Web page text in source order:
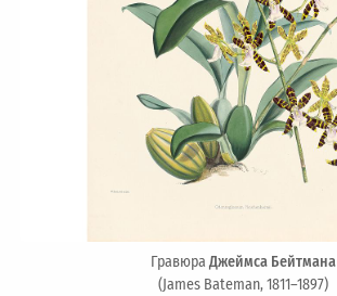
ГравюраДжеймса Бейтмана
(James Bateman, 1811–1897)